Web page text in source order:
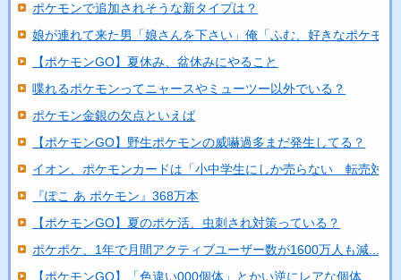
ポケモンで追加されそうな新タイプは？
娘が連れて来た男「娘さんを下さい」俺「ふむ、好きなポケモン
【ポケモンGO】夏休み、盆休みにやること
喋れるポケモンってニャースやミューツー以外でいる？
ポケモン金銀の欠点といえば
【ポケモンGO】野生ポケモンの威嚇過多まだ発生してる？
イオン、ポケモンカードは「小中学生にしか売らない 転売対策
『ぽこ あ ポケモン』368万本
【ポケモンGO】夏のポケ活、虫刺され対策っている？
ポケポケ、1年で月間アクティブユーザー数が1600万人も減...
【ポケモンGO】「色違い000個体」とかい逆にレアな個体